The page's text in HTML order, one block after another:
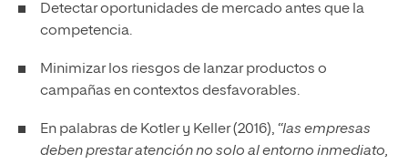
Detectar oportunidades de mercado antes que la
competencia.
Minimizar los riesgos de lanzar productos o
campañas en contextos desfavorables.
En palabras de Kotler y Keller (2016), “las empresas
deben prestar atención no solo al entorno inmediato,